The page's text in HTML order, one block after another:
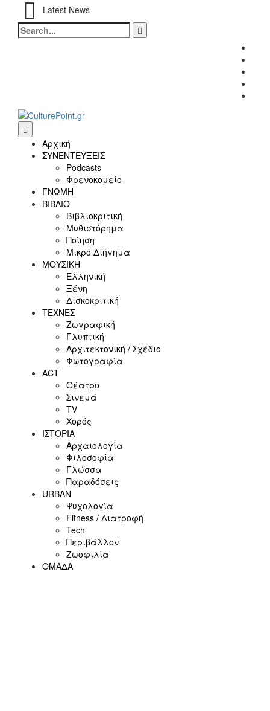
Latest News
Search
for:
Αρχική
ΣΥΝΕΝΤΕΥΞΕΙΣ
Podcasts
Φρενοκομείο
ΓΝΩΜΗ
ΒΙΒΛΙΟ
Βιβλιοκριτική
Μυθιστόρημα
Ποίηση
Μικρό Διήγημα
ΜΟΥΣΙΚΗ
Ελληνική
Ξένη
Δισκοκριτική
ΤΕΧΝΕΣ
Ζωγραφική
Γλυπτική
Αρχιτεκτονική / Σχέδιο
Φωτογραφία
ACT
Θέατρο
Σινεμά
ΤV
Χορός
ΙΣΤΟΡΙΑ
Αρχαιολογία
Φιλοσοφία
Γλώσσα
Παραδόσεις
URBAN
Ψυχολογία
Fitness / Διατροφή
Tech
Περιβάλλον
Ζωοφιλία
ΟΜΑΔΑ